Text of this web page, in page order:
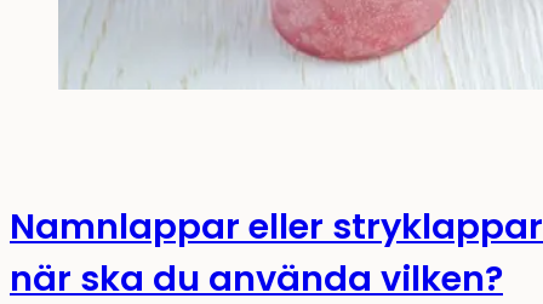
Namnlappar eller
när ska du använda vilken?